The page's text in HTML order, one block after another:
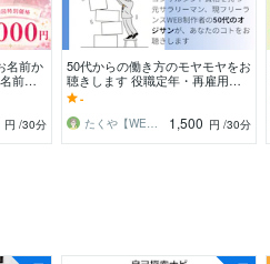
名前か
前の
のあ
円 /30分
50代からの働き方のモヤモヤをお
聴きします 役職定年・再雇用を
前に感じるモヤモヤを一度話して
みませんか？
-
たくや【WEB制作 G_conure】
1,500 円 /30分